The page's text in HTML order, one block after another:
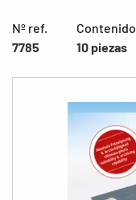
Nº ref.
7785
Contenido
10 piezas